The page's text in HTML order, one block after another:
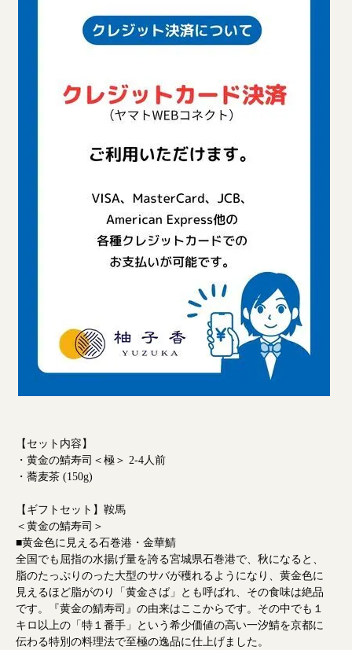
【セット内容】
・黄金の鯖寿司＜極＞ 2-4人前
・蕎麦茶 (150g)
【ギフトセット】鞍馬
＜黄金の鯖寿司＞
■黄金色に見える石巻港・金華鯖
全国でも屈指の水揚げ量を誇る宮城県石巻港で、秋になると、
脂のたっぷりのった大型のサバが穫れるようになり、黄金色に
見えるほど脂がのり「黄金さば」とも呼ばれ、その食味は絶品
です。『黄金の鯖寿司』の由来はここからです。その中でも１
キロ以上の「特１番手」という希少価値の高い一汐鯖を京都に
伝わる特別の料理法で至極の逸品に仕上げました。